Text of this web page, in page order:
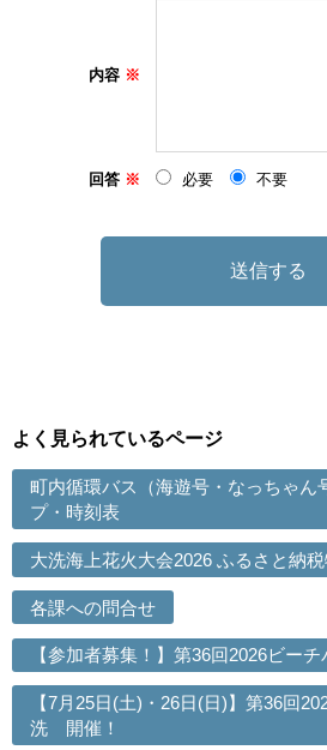
内容
回答 必要 不要
よく見られているページ
町内循環バス（海遊号・なっちゃん
プ・時刻表
大洗海上花火大会2026 ふるさと納
各課への問合せ
【参加者募集！】第36回2026ビー
【7月25日(土)・26日(日)】第36回
洗 開催！